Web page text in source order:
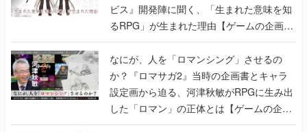
ビス』開発陣に聞く、「生まれた意味を知
るRPG」が生まれた理由【ゲームの企画
書】
なにが、人を「ロマンシング」させるの
か？『ロマサガ2』当時の企画書とキャラ
設定画から迫る、河津秋敏がRPGに生み出
した「ロマン」の正体とは【ゲームの企画
書】